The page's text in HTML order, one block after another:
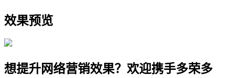
效果预览
想提升网络营销效果？欢迎携手多荣多